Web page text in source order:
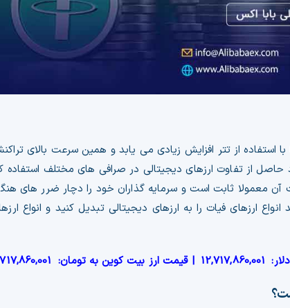
استفاده از تتر افزایش زیادی می یابد و همین سرعت بالای
حاصل از تفاوت ارزهای دیجیتالی در صرافی های مختلف استفاده
آن معمولا ثابت است و سرمایه گذاران خود را دچار ضرر های
ارزهای فیات را به ارزهای دیجیتالی تبدیل کنید و انواع
12,717,860,001 | قیمت ارز بیت کوین به تومان: